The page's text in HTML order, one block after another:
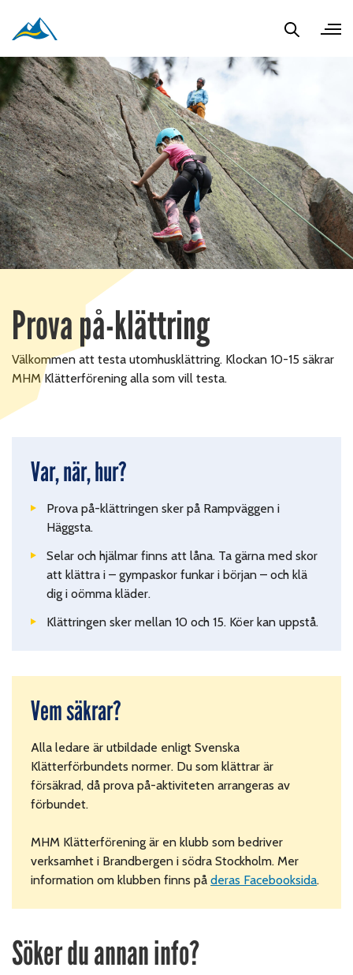
Prova på-klättring
Välkommen att testa utomhusklättring. Klockan 10-15 säkrar
MHM Klätterförening alla som vill testa.
Var, när, hur?
Prova på-klättringen sker på Rampväggen i
Häggsta.
Selar och hjälmar finns att låna. Ta gärna med skor
att klättra i – gympaskor funkar i början – och klä
dig i oömma kläder.
Klättringen sker mellan 10 och 15. Köer kan uppstå.
Vem säkrar?
Alla ledare är utbildade enligt Svenska
Klätterförbundets normer. Du som klättrar är
försäkrad, då prova på-aktiviteten arrangeras av
förbundet.
MHM Klätterförening är en klubb som bedriver
verksamhet i Brandbergen i södra Stockholm. Mer
information om klubben finns påderas Facebooksida.
Söker du annan info?